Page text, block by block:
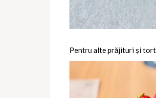
Pentru alte prăjituri și